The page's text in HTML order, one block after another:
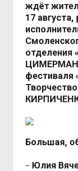
ждёт
17 августа,
отделения
ЦИМЕРМАН
фестиваля
Большая,
– Юлия